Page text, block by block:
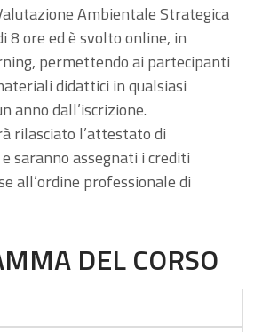
Ambientale Strategica
8 ore ed è svolto online, in
permettendo ai partecipanti
didattici in qualsiasi
anno dall’iscrizione.
rilasciato l’attestato di
saranno assegnati i crediti
all’ordine professionale di
DEL CORSO